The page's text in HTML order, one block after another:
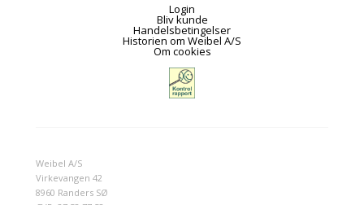
Login
Bliv kunde
Handelsbetingelser
Historien om Weibel A/S
Om cookies
Weibel A/S
Virkevangen 42
8960 Randers SØ